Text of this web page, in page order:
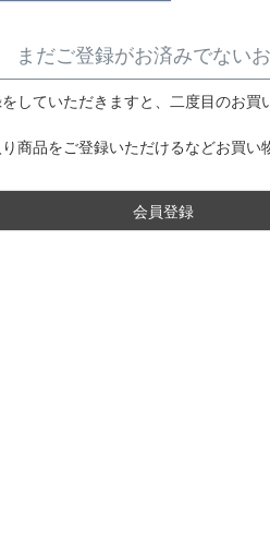
まだご登録がお済みでない
していただきますと、二度目のお買
商品をご登録いただけるなどお買い
会員登録